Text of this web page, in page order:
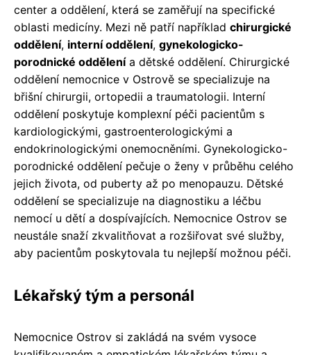
center a oddělení, která se zaměřují na specifické
oblasti medicíny. Mezi ně patří například chirurgické
oddělení, interní oddělení, gynekologicko-
porodnické oddělenía dětské oddělení. Chirurgické
oddělení nemocnice v Ostrově se specializuje na
břišní chirurgii, ortopedii a traumatologii. Interní
oddělení poskytuje komplexní péči pacientům s
kardiologickými, gastroenterologickými a
endokrinologickými onemocněními. Gynekologicko-
porodnické oddělení pečuje o ženy v průběhu celého
jejich života, od puberty až po menopauzu. Dětské
oddělení se specializuje na diagnostiku a léčbu
nemocí u dětí a dospívajících. Nemocnice Ostrov se
neustále snaží zkvalitňovat a rozšiřovat své služby,
aby pacientům poskytovala tu nejlepší možnou péči.
Lékařský tým a personál
Nemocnice Ostrov si zakládá na svém vysoce